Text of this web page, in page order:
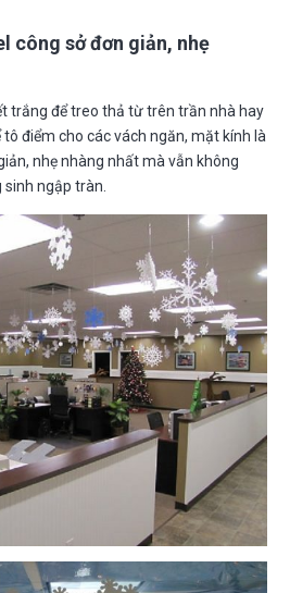
công sở đơn giản, nhẹ
trắng để treo thả từ trên trần nhà hay
điểm cho các vách ngăn, mặt kính là
nhẹ nhàng nhất mà vẫn không
ngập tràn.